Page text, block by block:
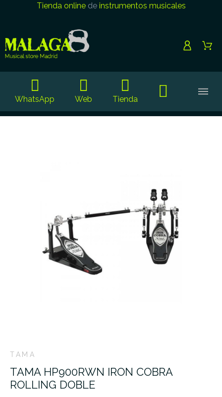
Tienda onlinede instrumentos musicales
WhatsApp Web Tienda
TAMA
TAMA HP900RWN IRON COBRA
ROLLING DOBLE